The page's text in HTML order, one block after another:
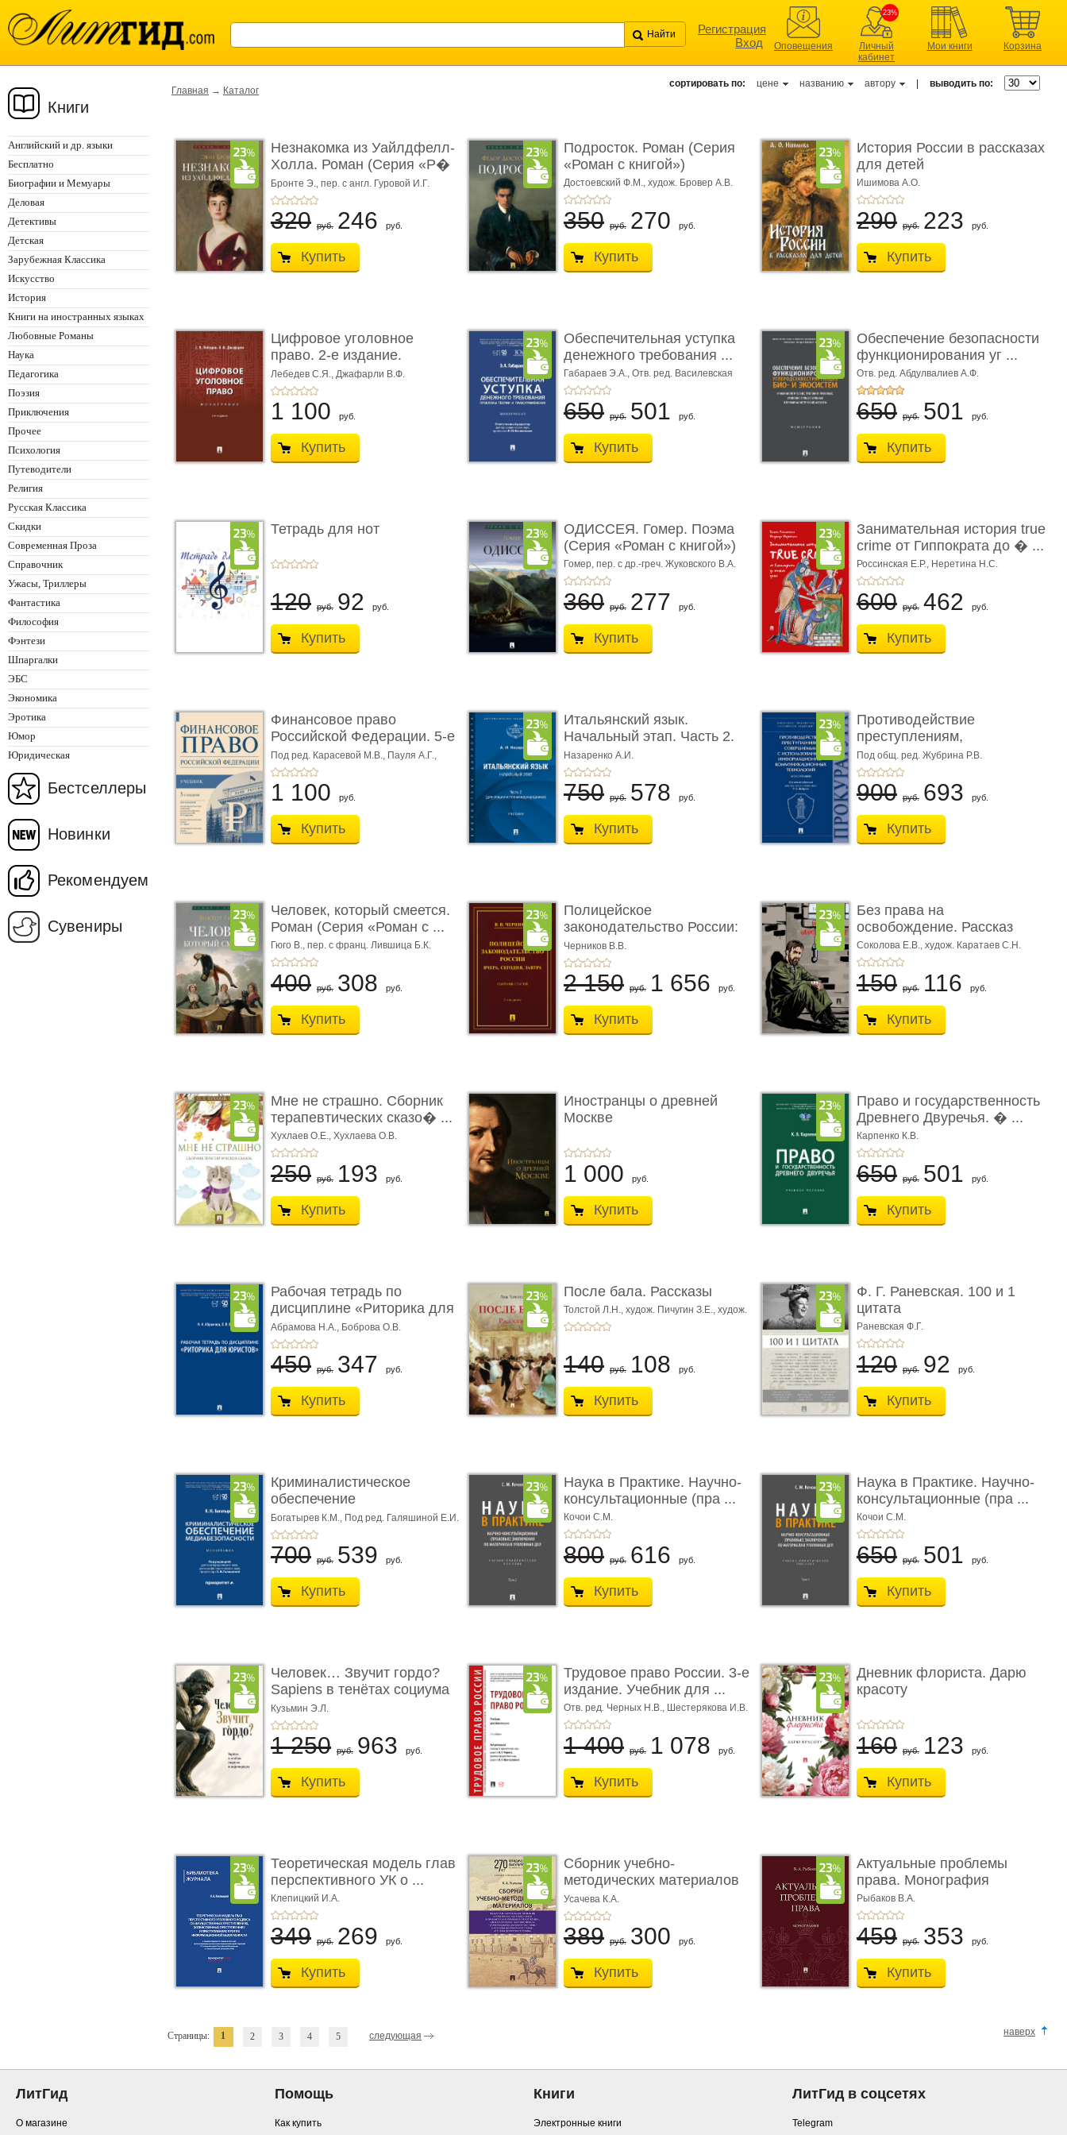
Регистрация
Вход
Оповещения
23%
Личный
кабинет
Мои книги Корзина
Книги
Английский и др. языки
Бесплатно
Биографии и Мемуары
Деловая
Детективы
Детская
Зарубежная Классика
Искусство
История
Книги на иностранных языках
Любовные Романы
Наука
Педагогика
Поэзия
Приключения
Прочее
Психология
Путеводители
Религия
Русская Классика
Скидки
Современная Проза
Справочник
Ужасы, Триллеры
Фантастика
Философия
Фэнтези
Шпаргалки
ЭБС
Экономика
Эротика
Юмор
Юридическая
Бестселлеры
Новинки
Рекомендуем
Сувениры
Главная → Каталог
сортировать по: цене названию автору выводить по:
Незнакомка из Уайлдфелл-
Холла. Роман (Серия «Р�
...
Бронте Э., пер. с англ. Гуровой И.Г.
320 руб. 246 руб.
Купить
Подросток. Роман (Серия
«Роман с книгой»)
Достоевский Ф.М., худож. Бровер А.В.
350 руб. 270 руб.
Купить
История России в рассказах
для детей
Ишимова А.О.
290 руб. 223 руб.
Купить
Цифровое уголовное
право. 2-е издание.
Монограф ...
Лебедев С.Я., Джафарли В.Ф.
1 100 руб.
Купить
Обеспечительная уступка
денежного требования ...
Габараев Э.А., Отв. ред. Василевская
Л.Ю.,вступ. сл. Каретина М.Г.
650 руб. 501 руб.
Купить
Обеспечение безопасности
функционирования уг ...
Отв. ред. Абдулвалиев А.Ф.
650 руб. 501 руб.
Купить
Тетрадь для нот
120 руб. 92 руб.
Купить
ОДИССЕЯ. Гомер. Поэма
(Серия «Роман с книгой»)
Гомер, пер. с др.-греч. Жуковского В.А.
360 руб. 277 руб.
Купить
Занимательная история true
crime от Гиппократа до � ...
Россинская Е.Р., Неретина Н.С.
600 руб. 462 руб.
Купить
Финансовое право
Российской Федерации. 5-е
изд� ...
Под ред. Карасевой М.В., Пауля А.Г.,
Красюкова А.В.
1 100 руб.
Купить
Итальянский язык.
Начальный этап. Часть 2.
Учеб� ...
Назаренко А.И.
750 руб. 578 руб.
Купить
Противодействие
преступлениям,
совершаемым с ...
Под общ. ред. Жубрина Р.В.
900 руб. 693 руб.
Купить
Человек, который смеется.
Роман (Серия «Роман с ...
Гюго В., пер. с франц. Лившица Б.К.
400 руб. 308 руб.
Купить
Полицейское
законодательство России:
вчера, с� ...
Черников В.В.
2 150 руб. 1 656 руб.
Купить
Без права на
освобождение. Рассказ
Соколова Е.В., худож. Каратаев С.Н.
150 руб. 116 руб.
Купить
Мне не страшно. Сборник
терапевтических сказо� ...
Хухлаев О.Е., Хухлаева О.В.
250 руб. 193 руб.
Купить
Иностранцы о древней
Москве
1 000 руб.
Купить
Право и государственность
Древнего Двуречья. � ...
Карпенко К.В.
650 руб. 501 руб.
Купить
Рабочая тетрадь по
дисциплине «Риторика для
ю� ...
Абрамова Н.А., Боброва О.В.
450 руб. 347 руб.
Купить
После бала. Рассказы
Толстой Л.Н., худож. Пичугин З.Е., худож.
Лебедев А.И.,
140 руб. 108 руб.
Купить
Ф. Г. Раневская. 100 и 1
цитата
Раневская Ф.Г.
120 руб. 92 руб.
Купить
Криминалистическое
обеспечение
медиабезопас� ...
Богатырев К.М., Под ред. Галяшиной Е.И.
700 руб. 539 руб.
Купить
Наука в Практике. Научно-
консультационные (пра ...
Кочои С.М.
800 руб. 616 руб.
Купить
Наука в Практике. Научно-
консультационные (пра ...
Кочои С.М.
650 руб. 501 руб.
Купить
Человек… Звучит гордо?
Sapiens в тенётах социума
� ...
Кузьмин Э.Л.
1 250 руб. 963 руб.
Купить
Трудовое право России. 3-е
издание. Учебник для ...
Отв. ред. Черных Н.В., Шестерякова И.В.
1 400 руб. 1 078 руб.
Купить
Дневник флориста. Дарю
красоту
160 руб. 123 руб.
Купить
Теоретическая модель глав
перспективного УК о ...
Клепицкий И.А.
349 руб. 269 руб.
Купить
Сборник учебно-
методических материалов
по кур ...
Усачева К.А.
389 руб. 300 руб.
Купить
Актуальные проблемы
права. Монография
Рыбаков В.А.
459 руб. 353 руб.
Купить
Страницы: 1 2 3 4 5 следующая наверх
ЛитГид
О магазине
Помощь
Как купить
Книги
Электронные книги
ЛитГид в соцсетях
Telegram